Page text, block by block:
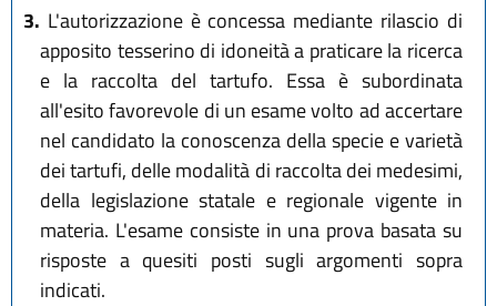
3. L'autorizzazione è concessa mediante rilascio di
apposito tesserino di idoneità a praticare la ricerca
e la raccolta del tartufo. Essa è subordinata
all'esito favorevole di un esame volto ad accertare
nel candidato la conoscenza della specie e varietà
dei tartufi, delle modalità di raccolta dei medesimi,
della legislazione statale e regionale vigente in
materia. L'esame consiste in una prova basata su
risposte a quesiti posti sugli argomenti sopra
indicati.